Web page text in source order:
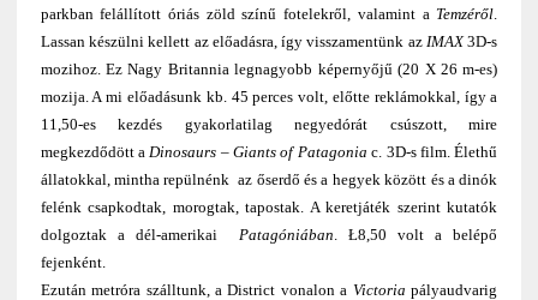
parkban felállított óriás zöld színű fotelekről, valamint a Temzéről
Lassan készülni kellett az előadásra, így visszamentünk az IMAX3D-s
mozihoz. Ez Nagy Britannia legnagyobb képernyőjű (20 X 26 m-es)
mozija. A mi előadásunk kb. 45 perces volt, előtte reklámokkal, így a
11,50-es kezdés gyakorlatilag negyedórát csúszott, mire
megkezdődött a Dinosaurs – Giants of Patagoniac. 3D-s film. Élethű
állatokkal, mintha repülnénk az őserdő és a hegyek között és a dinók
felénk csapkodtak, morogtak, tapostak. A keretjáték szerint kutatók
dolgoztak a dél-amerikai Patagóniában . Ł8,50 volt a belépő
fejenként.
Ezután metróra szálltunk, a District vonalon a Victoriapályaudvarig